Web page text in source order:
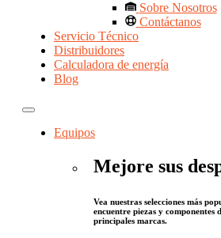
Sobre Nosotros
Contáctanos
Servicio Técnico
Distribuidores
Calculadora de energía
Blog
Equipos
Mejore sus
Vea nuestras selecciones más
encuentre piezas y componentes
principales marcas.